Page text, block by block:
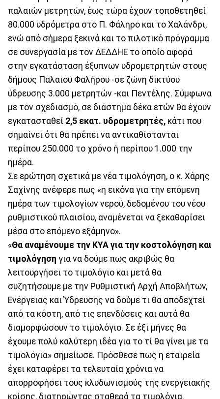
παλαιών μετρητών, έως τώρα έχουν τοποθετηθεί
80.000 υδρόμετρα στο Π. Φάληρο και το Χαλάνδρι,
ενώ από σήμερα ξεκινά και το πιλοτικό πρόγραμμα
σε συνεργασία με τον ΔΕΔΔΗΕ το οποίο αφορά
στην εγκατάσταση έξυπνων υδρομετρητών στους
δήμους Παλαιού Φαλήρου -σε ζώνη δικτύου
ύδρευσης 3.000 μετρητών -και Πεντέλης. Σύμφωνα
με τον σχεδιασμό, σε διάστημα δέκα ετών θα έχουν
εγκατασταθεί 2,5 εκατ. υδρομετρητές, κάτι που
σημαίνει ότι θα πρέπει να αντικαθίστανται
περίπου 250.000 το χρόνο ή περίπου 1.000 την
ημέρα.
Σε ερώτηση σχετικά με νέα τιμολόγηση, ο κ. Χάρης
Σαχίνης ανέφερε πως «η εικόνα για την επόμενη
ημέρα των τιμολογίων νερού, δεδομένου του νέου
ρυθμιστικού πλαισίου, αναμένεται να ξεκαθαρίσει
μέσα στο επόμενο εξάμηνο».
«Θα αναμένουμε την ΚΥΑ για την κοστολόγηση και
τιμολόγηση για να δούμε πως ακριβώς θα
λειτουργήσει το τιμολόγιο και μετά θα
συζητήσουμε με την Ρυθμιστική Αρχή Αποβλήτων,
Ενέργειας και Ύδρευσης να δούμε τι θα αποδεχτεί
από τα κόστη, από τις επενδύσεις και αυτά θα
διαμορφώσουν το τιμολόγιο. Σε έξι μήνες θα
έχουμε πολύ καλύτερη ιδέα για το τί θα γίνει με τα
τιμολόγια» σημείωσε. Πρόσθεσε πως η εταιρεία
έχει καταφέρει τα τελευταία χρόνια να
απορροφήσει τους κλυδωνισμούς της ενεργειακής
κρίσης, διατηρώντας σταθερά τα τιμολόγια.